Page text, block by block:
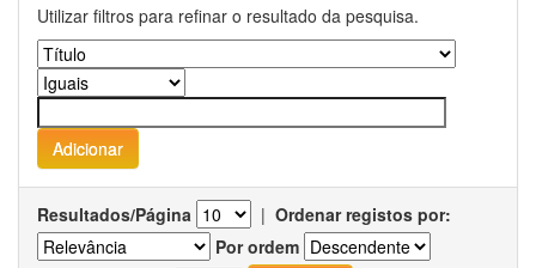
Utilizar filtros para refinar o resultado da pesquisa.
Resultados/Página | Ordenar registos por:
Por ordem